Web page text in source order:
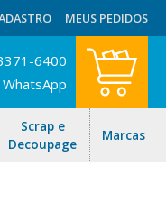
MEUS PEDIDOS
Scrap e
Decoupage
Marcas
6400